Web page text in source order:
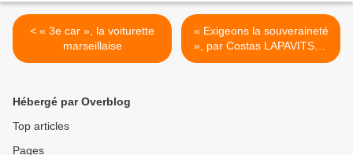
< « 3e car », la voiturette
marseillaise
« Exigeons la souveraineté
», par Costas LAPAVITSAS
>
Hébergé par Overblog
Top articles
Pages